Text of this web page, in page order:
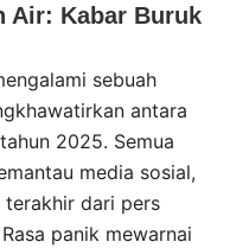
Air: Kabar Buruk
sebuah
antara
2025. Semua
media sosial,
dari pers
panik mewarnai